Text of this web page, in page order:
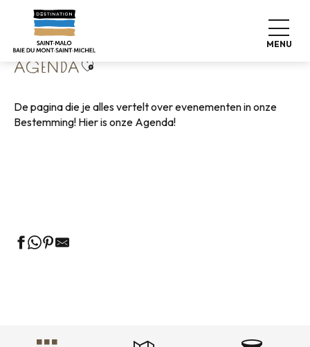
contenu
principal
MENU
Home Wonen zoals thuis
AGENDAAjouter aux favoris
De pagina die je alles vertelt over evenementen in onze
Bestemming! Hier is onze Agenda!